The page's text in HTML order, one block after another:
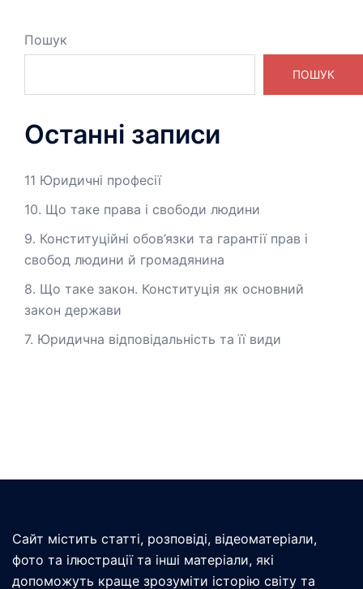
Пошук
ПОШУК
Останні записи
11 Юридичні професії
10. Що таке права і свободи людини
9. Конституційні обов’язки та гарантії прав і
свобод людини й громадянина
8. Що таке закон. Конституція як основний
закон держави
7. Юридична відповідальність та її види
Сайт містить статті, розповіді, відеоматеріали,
фото та ілюстрації та інші матеріали, які
допоможуть краще зрозуміти історію світу та